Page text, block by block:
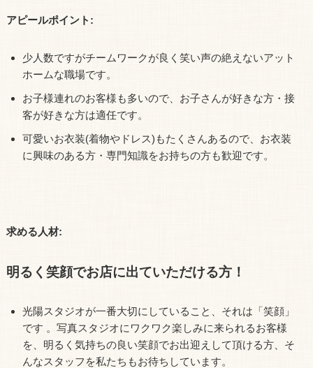
アピールポイント:
少人数ですがチームワークが良く笑い声の絶えないアット
ホームな職場です。
お子様連れのお客様も多いので、お子さんが好きな方・接
客が好きな方は適任です。
可愛いお衣装(着物やドレス)もたくさんあるので、お衣装
に興味のある方・専門知識をお持ちの方も歓迎です。
求める人材:
明るく笑顔でお店に出ていただける方！
光陽スタジオが一番大切にしていること、それは「笑顔」
です 。写真スタジオにワクワク楽しみに来られるお客様
を、明るく気持ちの良い笑顔でお出迎えして頂ける方、そ
んなスタッフを私たちもお待ちしています。